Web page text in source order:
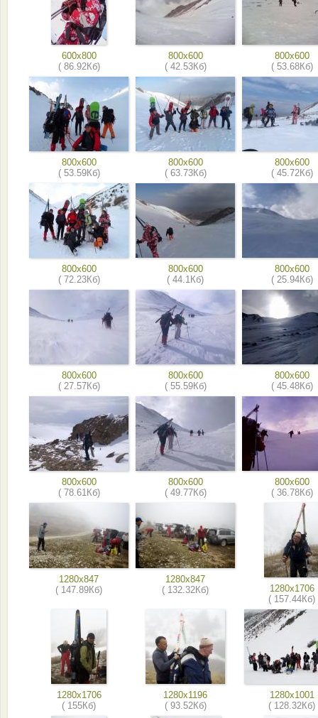
600x800
( 86.92Кб)
800x600
( 42.53Кб)
800x600
( 53.68Кб)
800x600
( 53.59Кб)
800x600
( 63.73Кб)
800x600
( 45.72Кб)
800x600
( 72.23Кб)
800x600
( 44.1Кб)
800x600
( 25.94Кб)
800x600
( 27.57Кб)
800x600
( 55.59Кб)
800x600
( 45.48Кб)
800x600
( 78.61Кб)
800x600
( 49.77Кб)
800x600
( 36.78Кб)
1280x847
( 147.89Кб)
1280x847
( 132.32Кб)
1280x1706
( 157.44Кб)
1280x1706
( 155Кб)
1280x1196
( 93.52Кб)
1280x1001
( 128.32Кб)